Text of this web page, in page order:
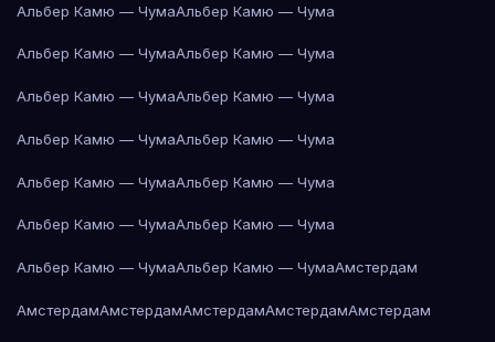
Альбер Камю — ЧумаАльбер Камю — Чума
Альбер Камю — ЧумаАльбер Камю — Чума
Альбер Камю — ЧумаАльбер Камю — Чума
Альбер Камю — ЧумаАльбер Камю — Чума
Альбер Камю — ЧумаАльбер Камю — Чума
Альбер Камю — ЧумаАльбер Камю — Чума
Альбер Камю — ЧумаАльбер Камю — ЧумаАмстердам
АмстердамАмстердамАмстердамАмстердамАмстердам